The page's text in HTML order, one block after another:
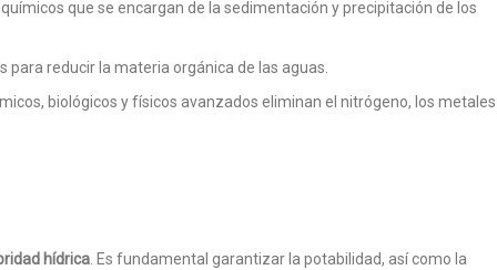
que se encargan de la sedimentación y precipitación de los
para reducir la materia orgánica de las aguas.
biológicos y físicos avanzados eliminan el nitrógeno, los metales
hídrica . Es fundamental garantizar la potabilidad, así como la